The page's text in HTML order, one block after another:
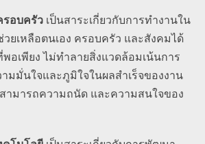
รอบครัว เป็นสาระเกี่ยวกับการทำงานใน
ยเหลือตนเอง ครอบครัว และสังคมได้
อเพียง ไม่ทำลายสิ่งแวดล้อมเน้นการ
มมั่นใจและภูมิใจในผลสำเร็จของงาน
ามารถความถนัด และความสนใจของ